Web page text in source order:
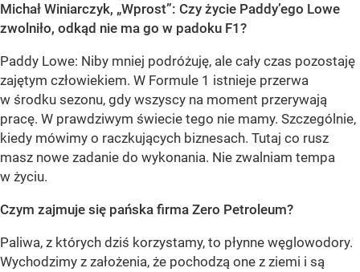
Michał Winiarczyk, „Wprost”: Czy życie Paddy’ego Lowe
zwolniło, odkąd nie ma go w padoku F1?
Paddy Lowe: Niby mniej podróżuję, ale cały czas pozostaję
zajętym człowiekiem. W Formule 1 istnieje przerwa
w środku sezonu, gdy wszyscy na moment przerywają
pracę. W prawdziwym świecie tego nie mamy. Szczególnie,
kiedy mówimy o raczkujących biznesach. Tutaj co rusz
masz nowe zadanie do wykonania. Nie zwalniam tempa
w życiu.
Czym zajmuje się pańska firma Zero Petroleum?
Paliwa, z których dziś korzystamy, to płynne węglowodory.
Wychodzimy z założenia, że pochodzą one z ziemi i są